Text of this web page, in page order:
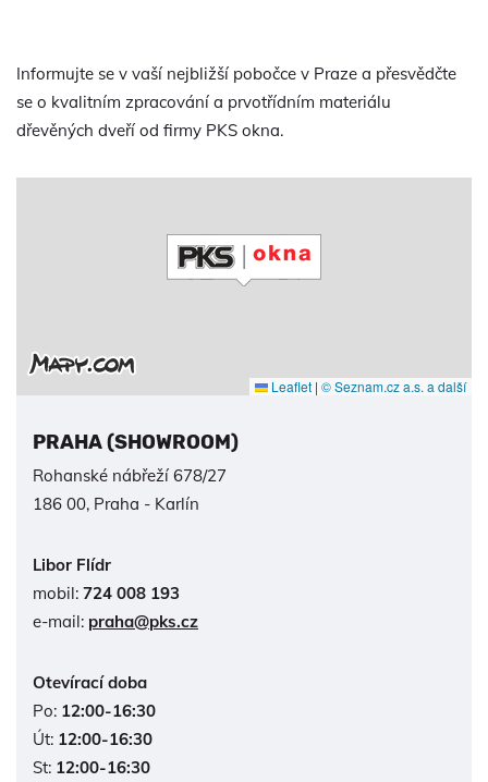
Informujte se v vaší nejbližší pobočce v Praze a přesvědčte
se o kvalitním zpracování a prvotřídním materiálu
dřevěných dveří od firmy PKS okna.
Leaflet | © Seznam.cz a.s. a další
PRAHA (SHOWROOM)
Rohanské nábřeží 678/27
186 00, Praha - Karlín
Libor Flídr
mobil: 724 008 193
e-mail: praha@pks.cz
Otevírací doba
Po: 12:00-16:30
Út: 12:00-16:30
St: 12:00-16:30